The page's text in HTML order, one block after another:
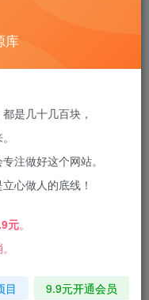
键简单纯原创，引
》，
库
是几十几百块，
注做好这个网站。
心做人的底线！
元。
目 9.9元开通会员